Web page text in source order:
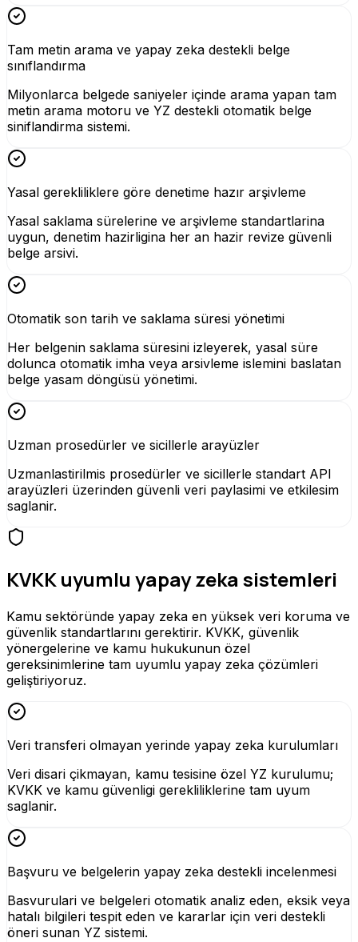
Tam metin arama ve yapay zeka destekli belge
sınıflandırma
Milyonlarca belgede saniyeler içinde arama yapan tam
metin arama motoru ve YZ destekli otomatik belge
siniflandirma sistemi.
Yasal gerekliliklere göre denetime hazır arşivleme
Yasal saklama sürelerine ve arşivleme standartlarina
uygun, denetim hazirligina her an hazir revize güvenli
belge arsivi.
Otomatik son tarih ve saklama süresi yönetimi
Her belgenin saklama süresini izleyerek, yasal süre
dolunca otomatik imha veya arsivleme islemini baslatan
belge yasam döngüsü yönetimi.
Uzman prosedürler ve sicillerle arayüzler
Uzmanlastirilmis prosedürler ve sicillerle standart API
arayüzleri üzerinden güvenli veri paylasimi ve etkilesim
saglanir.
KVKK uyumlu yapay zeka sistemleri
Kamu sektöründe yapay zeka en yüksek veri koruma ve
güvenlik standartlarını gerektirir. KVKK, güvenlik
yönergelerine ve kamu hukukunun özel
gereksinimlerine tam uyumlu yapay zeka çözümleri
geliştiriyoruz.
Veri transferi olmayan yerinde yapay zeka kurulumları
Veri disari çikmayan, kamu tesisine özel YZ kurulumu;
KVKK ve kamu güvenligi gerekliliklerine tam uyum
saglanir.
Başvuru ve belgelerin yapay zeka destekli incelenmesi
Basvurulari ve belgeleri otomatik analiz eden, eksik veya
hatalı bilgileri tespit eden ve kararlar için veri destekli
öneri sunan YZ sistemi.